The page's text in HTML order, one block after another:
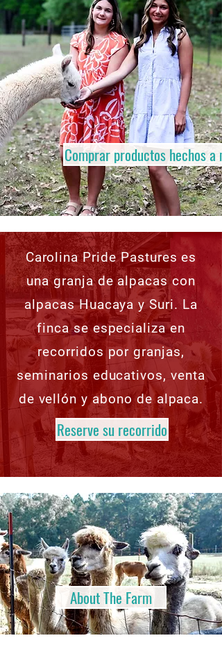
Comprar productos hechos a
Carolina Pride Pastures es
una granja de alpacas con
alpacas Huacaya y Suri. La
finca se especializa en
recorridos por granjas,
seminarios educativos, venta
de vellón y abono de alpaca.
Reserve su recorrido
About The Farm